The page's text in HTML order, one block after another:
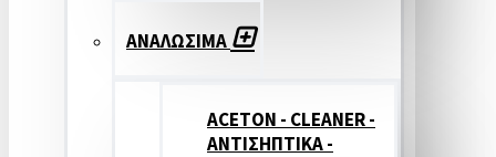
ΑΝΑΛΩΣΙΜΑ
ACETON - CLEANER -
ΑΝΤΙΣΗΠΤΙΚΑ -